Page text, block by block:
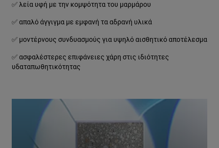
✅ λεία υφή με την κομψότητα του μαρμάρου
✅ απαλό άγγιγμα με εμφανή τα αδρανή υλικά
✅ μοντέρνους συνδυασμούς για υψηλό αισθητικό αποτέλεσμα
✅ ασφαλέστερες επιφάνειες χάρη στις ιδιότητες
υδαταπωθητικότητας